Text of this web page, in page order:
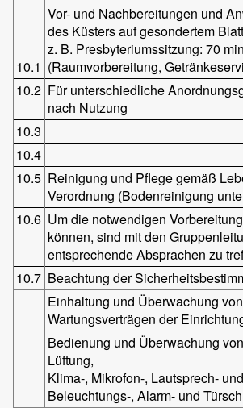
10.1
Vor- und Nachbereitungen und
des Küsters auf gesondertem
z. B. Presbyteriumssitzung: 70
(Raumvorbereitung,
10.2 Für unterschiedliche
nach Nutzung
10.3
10.4
10.5 Reinigung und Pflege gemäß
Verordnung (Bodenreinigung
10.6 Um die notwendigen
können, sind mit den
entsprechende Absprachen zu
10.7 Beachtung der
Einhaltung und Überwachung von
Wartungsverträgen der
Bedienung und Überwachung
Lüftung,
Klima-, Mikrofon-, Lautsprech-
Beleuchtungs-, Alarm- und